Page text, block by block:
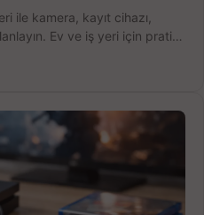
ile kamera, kayıt cihazı,
Ev ve iş yeri için pratik